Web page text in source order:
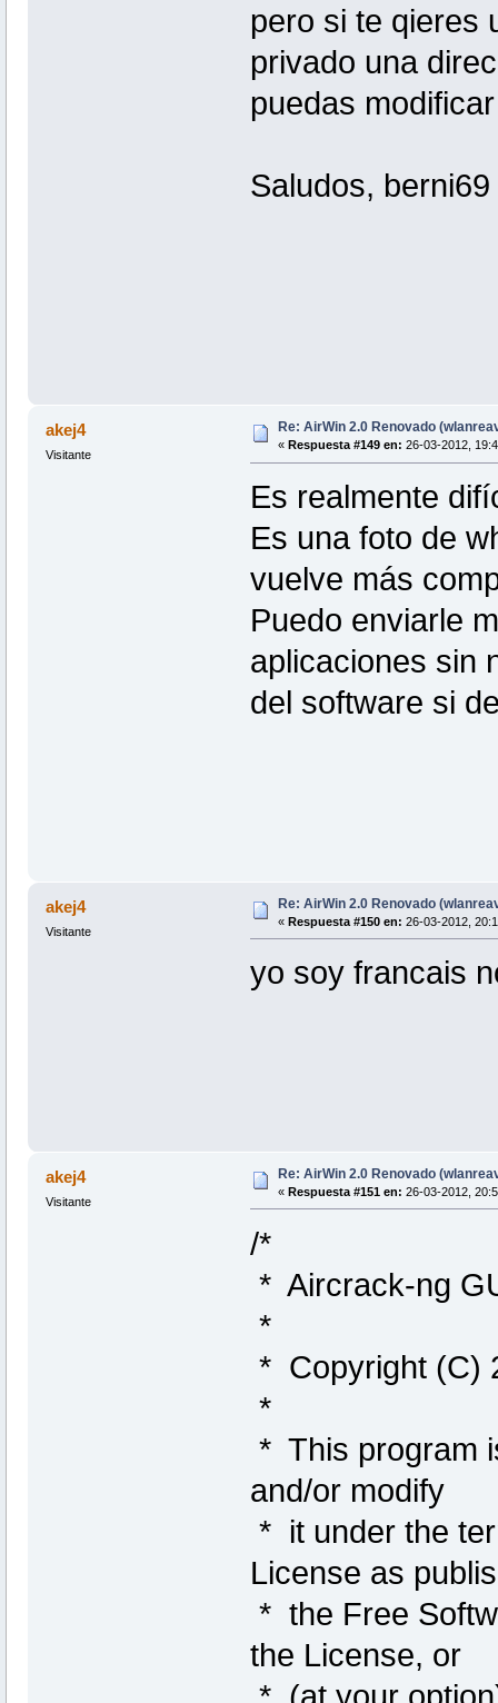
pero si te qieres
privado una
puedas
Saludos, berni69
akej4
Visitante
Re: AirWin 2.0 Renovado
« Respuesta #149 en: 26-03-2012,
Es realmente
Es una foto de
vuelve más
Puedo enviarle
aplicaciones sin
del software si
akej4
Visitante
Re: AirWin 2.0 Renovado
« Respuesta #150 en: 26-03-2012,
yo soy francais
akej4
Visitante
Re: AirWin 2.0 Renovado
« Respuesta #151 en: 26-03-2012,
/*
* Aircrack-ng
*
* Copyright (C)
*
* This program
and/or modify
* it under the
License as
* the Free
the License, or